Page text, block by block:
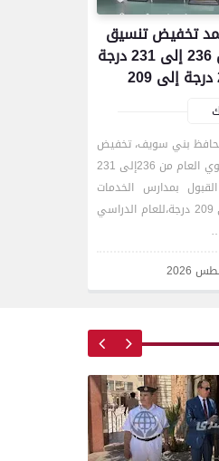
تخفيض تنسيق
القبول بالثانوي العام من 236 إلى 231 درجة
محافظ بني سويف، تخفيض
تنسيق القبول بالصف الأول الثانوي العام من 236إلى 231
بمدارس الخدمات
للثانوى العام من 210 درجة إلى 209 درجة،للعام الدراسي
يستقبل مدير
ويؤكد:
الطبية
يتفقد
والارتكازات
التامة